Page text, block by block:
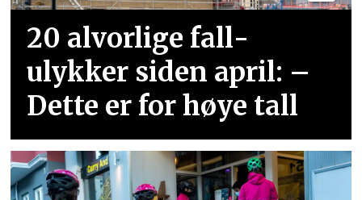
20 alvorlige fall­
ulykker siden april: –
Dette er for høye tall